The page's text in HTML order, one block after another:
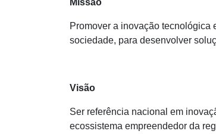
Promover a inovação tecnológica
sociedade, para desenvolver
Visão
Ser referência nacional em
ecossistema empreendedor da